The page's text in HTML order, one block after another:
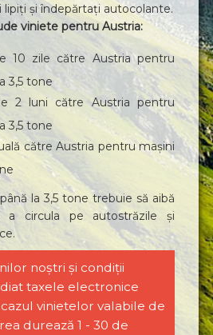
lipiți și îndepărtați autocolante.
viniete pentru Austria:
10 zile către Austria pentru
3,5 tone
2 luni către Austria pentru
3,5 tone
către Austria pentru mașini
la 3,5 tone trebuie să aibă
circula pe autostrăzile și
noștri și condiții
taxele electronice
vinietelor valabile de
durează 1 - 30 de